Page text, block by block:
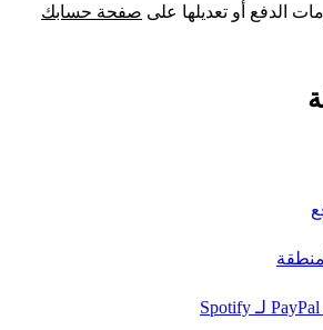
الدفع أو تعديلها على صفحة حسابك